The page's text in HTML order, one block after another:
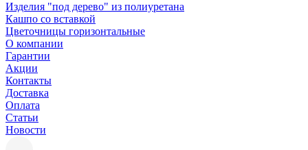
Изделия "под дерево" из полиуретана
Кашпо со вставкой
Цветочницы горизонтальные
О компании
Гарантии
Акции
Контакты
Доставка
Оплата
Статьи
Новости